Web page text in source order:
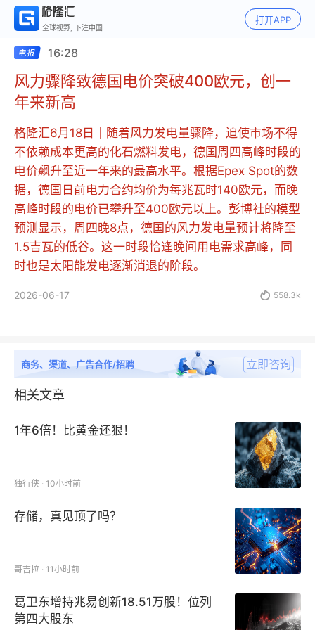
全球视野, 下注中国
打开APP
16:28
风力骤降致德国电价突破400欧元，创一
年来新高
格隆汇6月18日｜随着风力发电量骤降，迫使市场不得
不依赖成本更高的化石燃料发电，德国周四高峰时段的
电价飙升至近一年来的最高水平。根据Epex Spot的数
据，德国日前电力合约均价为每兆瓦时140欧元，而晚
高峰时段的电价已攀升至400欧元以上。彭博社的模型
预测显示，周四晚8点，德国的风力发电量预计将降至
1.5吉瓦的低谷。这一时段恰逢晚间用电需求高峰，同
时也是太阳能发电逐渐消退的阶段。
2026-06-17  558.3k
商务、渠道、广告合作/招聘 立即咨询
相关文章
1年6倍！比黄金还狠！
独行侠 · 10小时前
存储，真见顶了吗？
哥吉拉 · 11小时前
葛卫东增持兆易创新18.51万股！位列
第四大股东